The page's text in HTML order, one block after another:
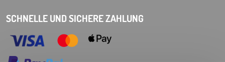
SCHNELLE UND SICHERE ZAHLUNG